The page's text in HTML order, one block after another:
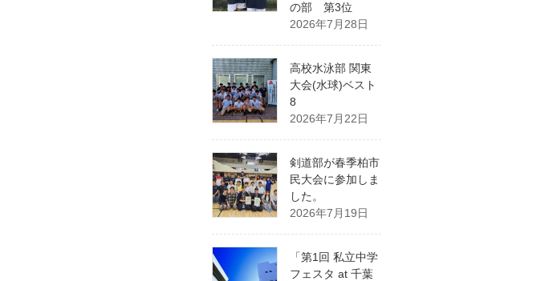
の部 第3位
2026年7月28日
高校水泳部 関東
大会(水球)ベスト
8
2026年7月22日
剣道部が春季柏市
民大会に参加しま
した。
2026年7月19日
「第1回 私立中学
フェスタ at 千葉